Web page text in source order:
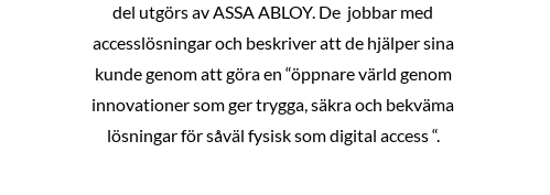
del utgörs av ASSA ABLOY. De jobbar med
accesslösningar och beskriver att de hjälper sina
kunde genom att göra en “öppnare värld genom
innovationer som ger trygga, säkra och bekväma
lösningar för såväl fysisk som digital access “.